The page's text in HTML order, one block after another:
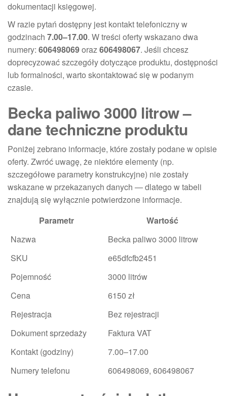
dokumentacji księgowej.
W razie pytań dostępny jest kontakt telefoniczny w
godzinach 7.00–17.00. W treści oferty wskazano dwa
numery: 606498069oraz606498067. Jeśli chcesz
doprecyzować szczegóły dotyczące produktu, dostępności
lub formalności, warto skontaktować się w podanym
czasie.
Becka paliwo 3000 litrow –
dane techniczne produktu
Poniżej zebrano informacje, które zostały podane w opisie
oferty. Zwróć uwagę, że niektóre elementy (np.
szczegółowe parametry konstrukcyjne) nie zostały
wskazane w przekazanych danych — dlatego w tabeli
znajdują się wyłącznie potwierdzone informacje.
Parametr
Wartość
Nazwa
Becka paliwo 3000 litrow
SKU
e65dfcfb2451
Pojemność
3000 litrów
Cena
6150 zł
Rejestracja
Bez rejestracji
Dokument sprzedaży
Faktura VAT
Kontakt (godziny)
7.00–17.00
Numery telefonu
606498069, 606498067